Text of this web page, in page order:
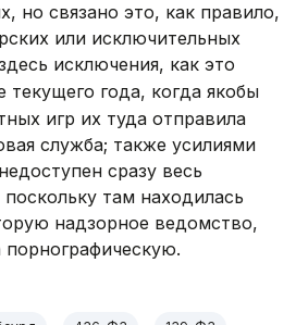
но связано это, как правило,
или исключительных
исключения, как это
текущего года, когда якобы
игр их туда отправила
служба; также усилиями
сразу весь
там находилась
надзорное ведомство,